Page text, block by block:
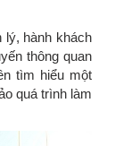
lý, hành khách
thông quan
tìm hiểu một
quá trình làm